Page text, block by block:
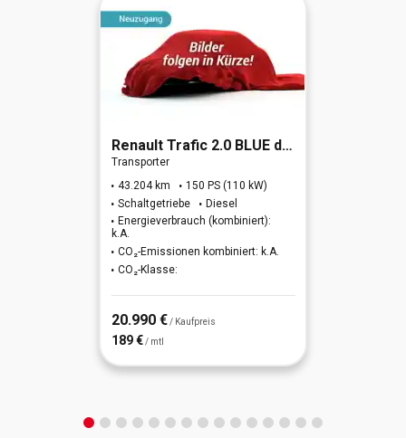
Renault Trafic 2.0 BLUE dCi 150 L1H1 3,0t Komfort (EU6d)
Transporter
43.204 km
150 PS (110 kW)
Schaltgetriebe
Diesel
Energieverbrauch (kombiniert):
k.A.
CO₂-Emissionen kombiniert: k.A.
CO₂-Klasse:
20.990 € / Kaufpreis
189 € / mtl